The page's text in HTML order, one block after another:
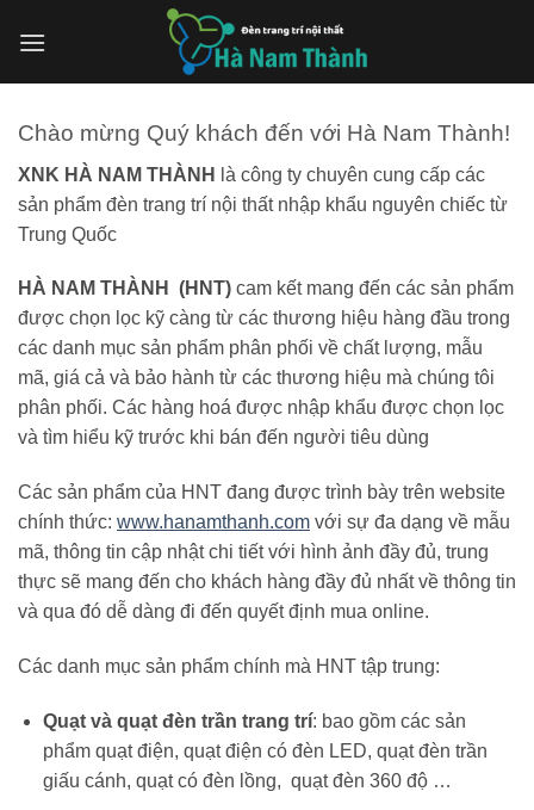
qua
Chào mừng Quý khách đến với Hà Nam Thành!
XNK HÀ NAM THÀNH
là công ty chuyên cung cấp các
sản phẩm đèn trang trí nội thất nhập khẩu nguyên chiếc từ
Trung Quốc
HÀ NAM THÀNH (HNT) cam kết mang đến các sản phẩm
được chọn lọc kỹ càng từ các thương hiệu hàng đầu trong
các danh mục sản phẩm phân phối về chất lượng, mẫu
mã, giá cả và bảo hành từ các thương hiệu mà chúng tôi
phân phối. Các hàng hoá được nhập khẩu được chọn lọc
và tìm hiểu kỹ trước khi bán đến người tiêu dùng
Các sản phẩm của HNT đang được trình bày trên website
chính thức: www.hanamthanh.com với sự đa dạng về mẫu
mã, thông tin cập nhật chi tiết với hình ảnh đầy đủ, trung
thực sẽ mang đến cho khách hàng đầy đủ nhất về thông tin
và qua đó dễ dàng đi đến quyết định mua online.
Các danh mục sản phẩm chính mà HNT tập trung:
Quạt và quạt đèn trần trang trí: bao gồm các sản
phẩm quạt điện, quạt điện có đèn LED, quạt đèn trần
giấu cánh, quạt có đèn lồng, quạt đèn 360 độ …